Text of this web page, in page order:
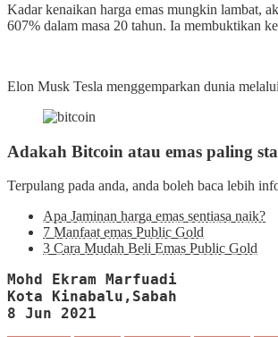
Kadar kenaikan harga emas mungkin lambat,
607% dalam masa 20 tahun. Ia membuktikan
Elon Musk Tesla menggemparkan dunia
Adakah Bitcoin atau emas paling
Terpulang pada anda, anda boleh baca lebih
Apa Jaminan harga emas sentiasa naik?
7 Manfaat emas Public Gold
3 Cara Mudah Beli Emas Public Gold
Mohd Ekram Marfuadi
Kota Kinabalu,Sabah
8 Jun 2021